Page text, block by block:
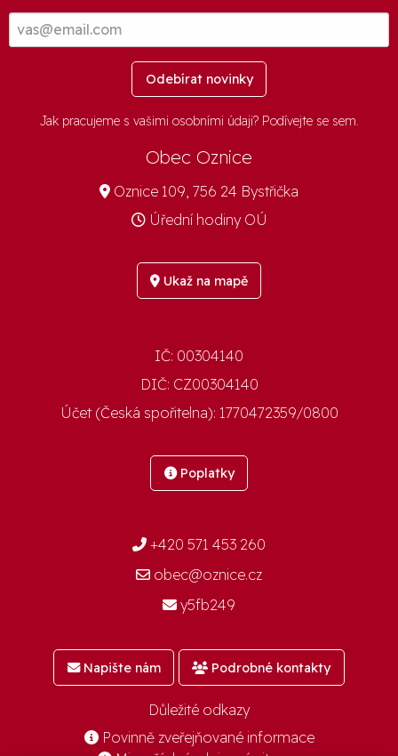
Odebírat novinky
Jak pracujeme s vašimi osobními údaji? Podívejte se sem.
Obec Oznice
Oznice 109, 756 24 Bystřička
Úřední hodiny OÚ
Ukaž na mapě
IČ: 00304140
DIČ: CZ00304140
Účet (Česká spořitelna): 1770472359/0800
Poplatky
+420 571 453 260
obec@oznice.cz
y5fb249
Napište nám Podrobné kontakty
Důležité odkazy
Povinně zveřejňované informace